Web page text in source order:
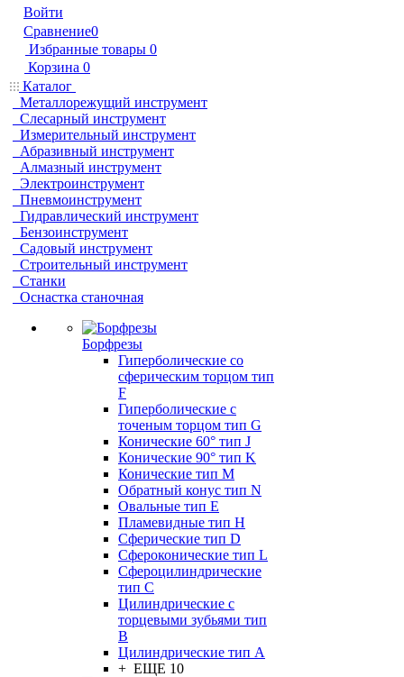
Войти
Сравнение0
Избранные товары 0
Корзина 0
Каталог
Металлорежущий инструмент
Слесарный инструмент
Измерительный инструмент
Абразивный инструмент
Алмазный инструмент
Электроинструмент
Пневмоинструмент
Гидравлический инструмент
Бензоинструмент
Садовый инструмент
Строительный инструмент
Станки
Оснастка станочная
Борфрезы
Гиперболические cо
сферическим торцом тип
F
Гиперболические с
точеным торцом тип G
Конические 60° тип J
Конические 90° тип K
Конические тип M
Обратный конус тип N
Овальные тип E
Пламевидные тип H
Сферические тип D
Сфероконические тип L
Сфероцилиндрические
тип C
Цилиндрические с
торцевыми зубьями тип
B
Цилиндрические тип А
+ ЕЩЕ 10